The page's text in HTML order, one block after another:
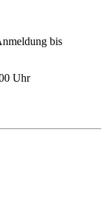
bis
Uhr